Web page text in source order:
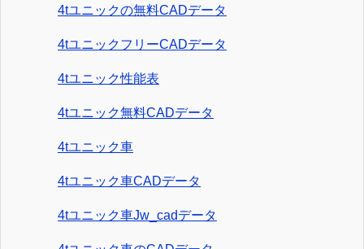
4tユニックの無料CADデータ
4tユニックフリーCADデータ
4tユニック性能表
4tユニック無料CADデータ
4tユニック車
4tユニック車CADデータ
4tユニック車Jw_cadデータ